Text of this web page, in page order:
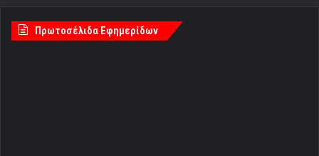
Πρωτοσέλιδα Εφημερίδων